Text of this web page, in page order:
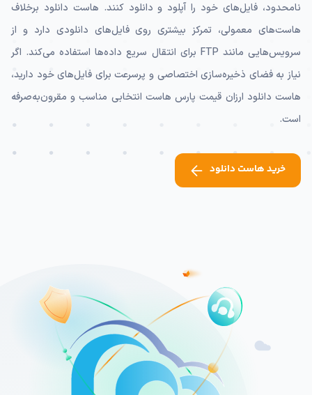
نامحدود، فایل‌های خود را آپلود و دانلود کنند. هاست دانلود برخلاف
هاست‌های معمولی، تمرکز بیشتری روی فایل‌های دانلودی دارد و از
سرویس‌هایی مانند FTP برای انتقال سریع داده‌ها استفاده می‌کند. اگر
نیاز به فضای ذخیره‌سازی اختصاصی و پرسرعت برای فایل‌های خود دارید،
هاست دانلود ارزان قیمت پارس هاست انتخابی مناسب و مقرون‌به‌صرفه
است.
خرید هاست دانلود